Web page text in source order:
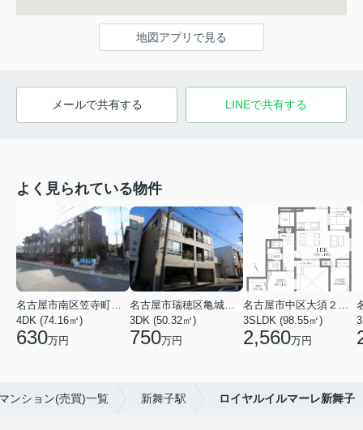
地図アプリで見る
メールで共有する LINEで共有する
よく見られている物件
名古屋市南区笠寺町字下新町
4DK (74.16㎡)
630万円
名古屋市瑞穂区亀城町３丁目
3DK (50.32㎡)
750万円
名古屋市中区大須２丁目
3SLDK (98.55㎡)
2,560万円
ンション(売買)一覧 新舞子駅 ロイヤルイルマーレ新舞子